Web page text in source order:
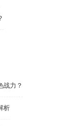
战力？
析